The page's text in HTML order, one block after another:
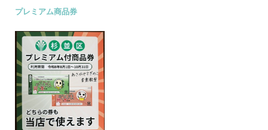
プレミアム商品券